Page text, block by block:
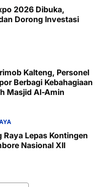
2026 Dibuka,
Dorong Investasi
Kalteng, Personel
Berbagi Kebahagiaan
Masjid Al-Amin
Raya Lepas Kontingen
Nasional XII